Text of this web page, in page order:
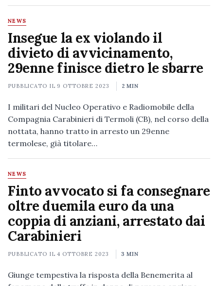
NEWS
Insegue la ex violando il
divieto di avvicinamento,
29enne finisce dietro le sbarre
PUBBLICATO IL 9 OTTOBRE 2023 2 MIN
I militari del Nucleo Operativo e Radiomobile della
Compagnia Carabinieri di Termoli (CB), nel corso della
nottata, hanno tratto in arresto un 29enne
termolese, già titolare…
NEWS
Finto avvocato si fa consegnare
oltre duemila euro da una
coppia di anziani, arrestato dai
Carabinieri
PUBBLICATO IL4 OTTOBRE 2023 3 MIN
Giunge tempestiva la risposta della Benemerita al